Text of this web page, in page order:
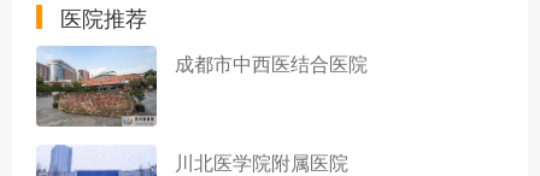
医院推荐
成都市中西医结合医院
川北医学院附属医院